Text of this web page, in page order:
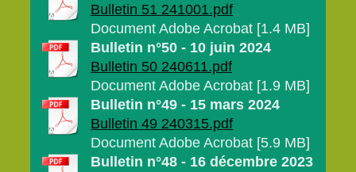
Bulletin 51 241001.pdf
Document Adobe Acrobat [1.4 MB]
Bulletin n°50 - 10 juin 2024
Bulletin 50 240611.pdf
Document Adobe Acrobat [1.9 MB]
Bulletin n°49 - 15 mars 2024
Bulletin 49 240315.pdf
Document Adobe Acrobat [5.9 MB]
Bulletin n°48 - 16 décembre 2023